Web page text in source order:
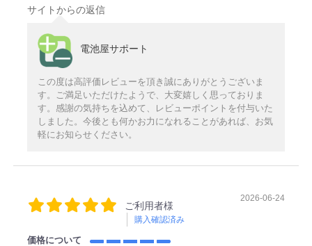
サイトからの返信
電池屋サポート
この度は高評価レビューを頂き誠にありがとうございま
す。ご満足いただけたようで、大変嬉しく思っておりま
す。感謝の気持ちを込めて、レビューポイントを付与いた
しました。今後とも何かお力になれることがあれば、お気
軽にお知らせください。
ご利用者様
購入確認済み
2026-06-24
価格について